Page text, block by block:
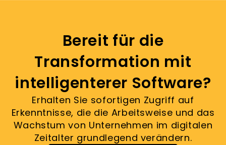
Bereit für die
Transformation mit
intelligenterer Software?
Erhalten Sie sofortigen Zugriff auf
Erkenntnisse, die die Arbeitsweise und das
Wachstum von Unternehmen im digitalen
Zeitalter grundlegend verändern.